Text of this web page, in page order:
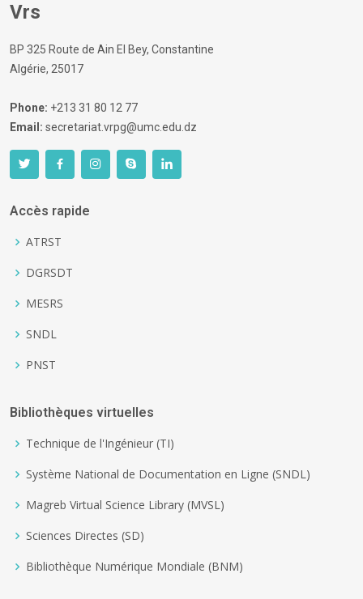
Vrs
BP 325 Route de Ain El Bey, Constantine
Algérie, 25017
Phone: +213 31 80 12 77
Email: secretariat.vrpg@umc.edu.dz
Accès rapide
ATRST
DGRSDT
MESRS
SNDL
PNST
Bibliothèques virtuelles
Technique de l'Ingénieur (TI)
Système National de Documentation en Ligne (SNDL)
Magreb Virtual Science Library (MVSL)
Sciences Directes (SD)
Bibliothèque Numérique Mondiale (BNM)